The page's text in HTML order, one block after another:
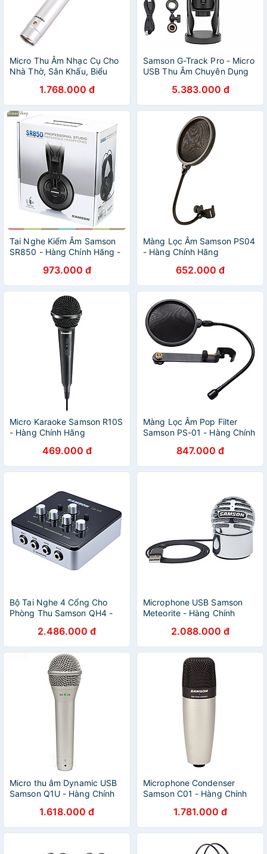
Micro Thu Âm Nhạc Cụ Cho
Nhà Thờ, Sân Khấu, Biểu
Pack / Dual Pack - Hàng
Chính Hãng
1.768.000 đ
Samson G-Track Pro - Micro
USB Thu Âm Chuyên Dụng
Youtuber Chuyên Nghiệp -
Hàng Chính Hãng
5.383.000 đ
Tai Nghe Kiểm Âm Samson
SR850 - Hàng Chính Hãng -
973.000 đ
Màng Lọc Âm Samson PS04
- Hàng Chính Hãng
652.000 đ
Micro Karaoke Samson R10S
- Hàng Chính Hãng
469.000 đ
Màng Lọc Âm Pop Filter
Samson PS-01 - Hàng Chính
847.000 đ
Bộ Tai Nghe 4 Cổng Cho
Phòng Thu Samson QH4 -
2.486.000 đ
Microphone USB Samson
Meteorite - Hàng Chính
2.088.000 đ
Micro thu âm Dynamic USB
Samson Q1U - Hàng Chính
1.618.000 đ
Microphone Condenser
Samson C01 - Hàng Chính
1.781.000 đ